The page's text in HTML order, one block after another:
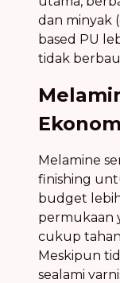
dan minyak
based PU
tidak
Melamine
finishing
budget
permukaan
cukup
Meskipun
sealami